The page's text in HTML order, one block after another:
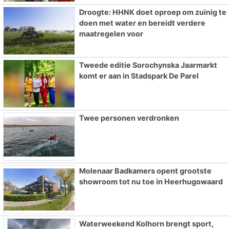
Droogte: HHNK doet oproep om zuinig te
doen met water en bereidt verdere
maatregelen voor
Tweede editie Sorochynska Jaarmarkt
komt er aan in Stadspark De Parel
Twee personen verdronken
Molenaar Badkamers opent grootste
showroom tot nu toe in Heerhugowaard
Waterweekend Kolhorn brengt sport,